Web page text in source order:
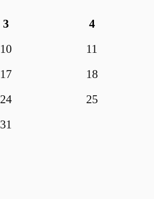
3
4
10
11
17
18
24
25
31